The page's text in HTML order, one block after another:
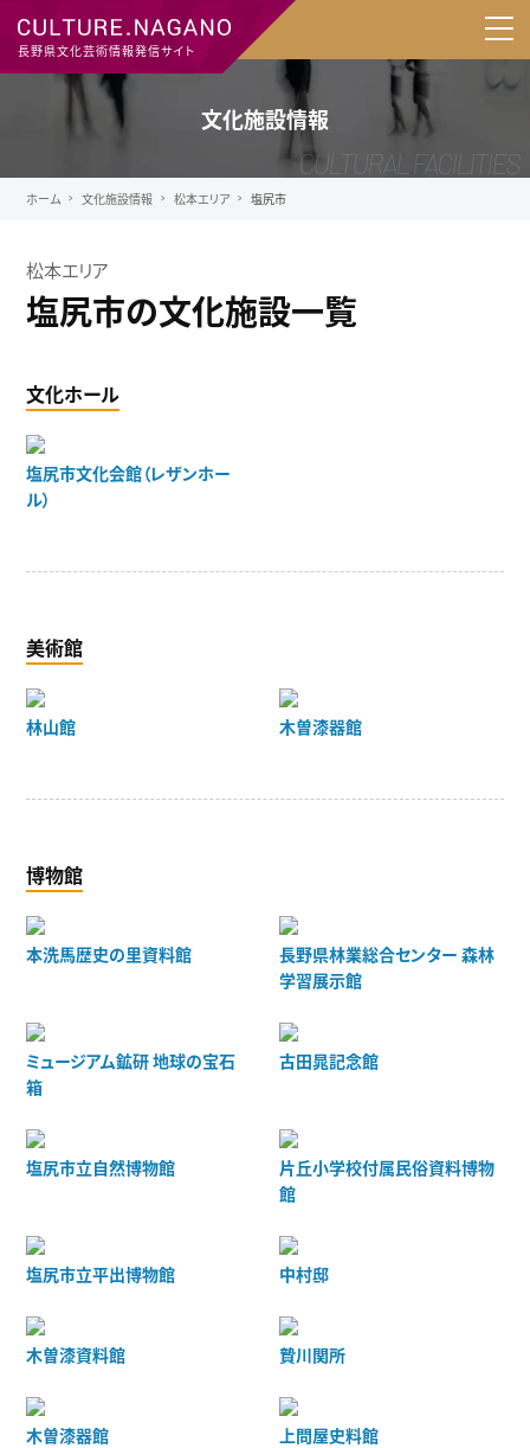
長野県文化芸術情報発信サイト
文化施設情報
ホーム 文化施設情報 松本エリア 塩尻市
松本エリア
塩尻市の文化施設一覧
文化ホール
塩尻市文化会館（レザンホー
ル）
美術館
林山館 木曽漆器館
博物館
本洗馬歴史の里資料館
長野県林業総合センター 森林
学習展示館
ミュージアム鉱研 地球の宝石
箱
古田晁記念館
塩尻市立自然博物館
片丘小学校付属民俗資料博物
館
塩尻市立平出博物館 中村邸
木曽漆資料館 贄川関所
木曽漆器館 上問屋史料館